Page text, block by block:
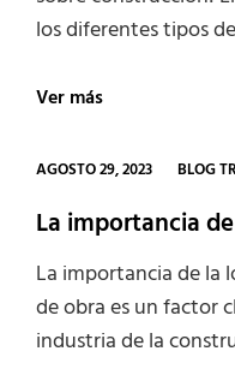
los diferentes tipos
Ver másTipos
y
disponibles
Colombia
Obra
AGOSTO 29, 2023 BLOG
La importancia
La importancia de la
de obra es un factor
industria de la